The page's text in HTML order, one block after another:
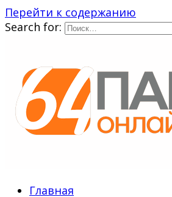
Перейти к содержанию
Search for:
Главная